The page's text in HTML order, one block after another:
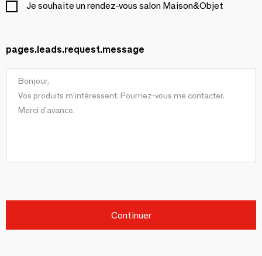
Je souhaite un rendez-vous salon Maison&Objet
pages.leads.request.message
Continuer